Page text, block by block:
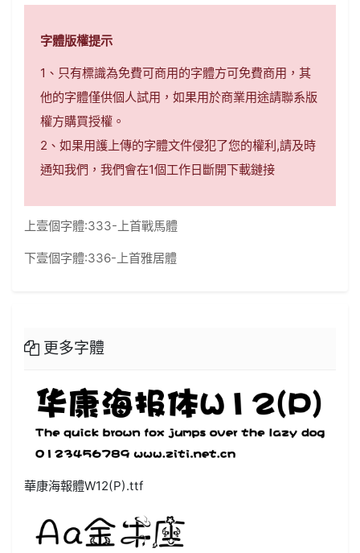
字體版權提示
1、只有標識為免費可商用的字體方可免費商用，其
他的字體僅供個人試用，如果用於商業用途請聯系版
權方購買授權。
2、如果用護上傳的字體文件侵犯了您的權利,請及時
通知我們，我們會在1個工作日斷開下載鏈接
上壹個字體:333-上首戰馬體
下壹個字體:336-上首雅居體
更多字體
華康海報體W12(P).ttf